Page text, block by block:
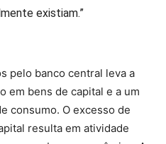
existiam.”
pelo banco central leva a
em bens de capital e a um
consumo. O excesso de
resulta em atividade